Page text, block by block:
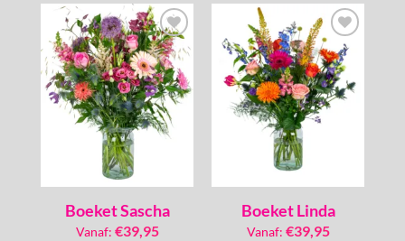
Toevoegen
aan
verlanglijst
Boeket Sascha
Vanaf: €39,95
Toevoegen
aan
verlanglijst
Boeket Linda
Vanaf: €39,95